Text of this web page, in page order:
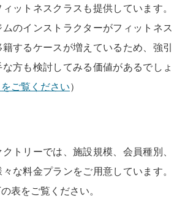
ットネスクラスも提供しています。
のインストラクターがフィットネス
するケースが増えているため、強引
方も検討してみる価値があるでしょ
ご覧ください）
トリーでは、施設規模、会員種別、
な料金プランをご用意しています。
表をご覧ください。